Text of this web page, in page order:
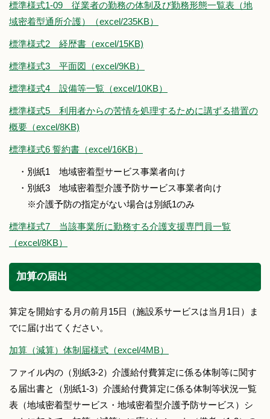
標準様式1-09 従業者の勤務の体制及び勤務形態一覧表（地
域密着型通所介護）（excel/235KB）
標準様式2 経歴書（excel/15KB)
標準様式3 平面図（excel/9KB）
標準様式4 設備等一覧（excel/10KB）
標準様式5 利用者からの苦情を処理するために講ずる措置の
概要（excel/8KB)
標準様式6 誓約書（excel/16KB）
・別紙1 地域密着型サービス事業者向け
・別紙3 地域密着型介護予防サービス事業者向け
※介護予防の指定がない場合は別紙1のみ
標準様式7 当該事業所に勤務する介護支援専門員一覧
（excel/8KB）
加算の届出
算定を開始する月の前月15日（施設系サービスは当月1日）ま
でに届け出てください。
加算（減算）体制届様式（excel/4MB）
ファイル内の（別紙3-2）介護給付費算定に係る体制等に関す
る届出書と（別紙1-3）介護給付費算定に係る体制等状況一覧
表（地域密着型サービス・地域密着型介護予防サービス）シ